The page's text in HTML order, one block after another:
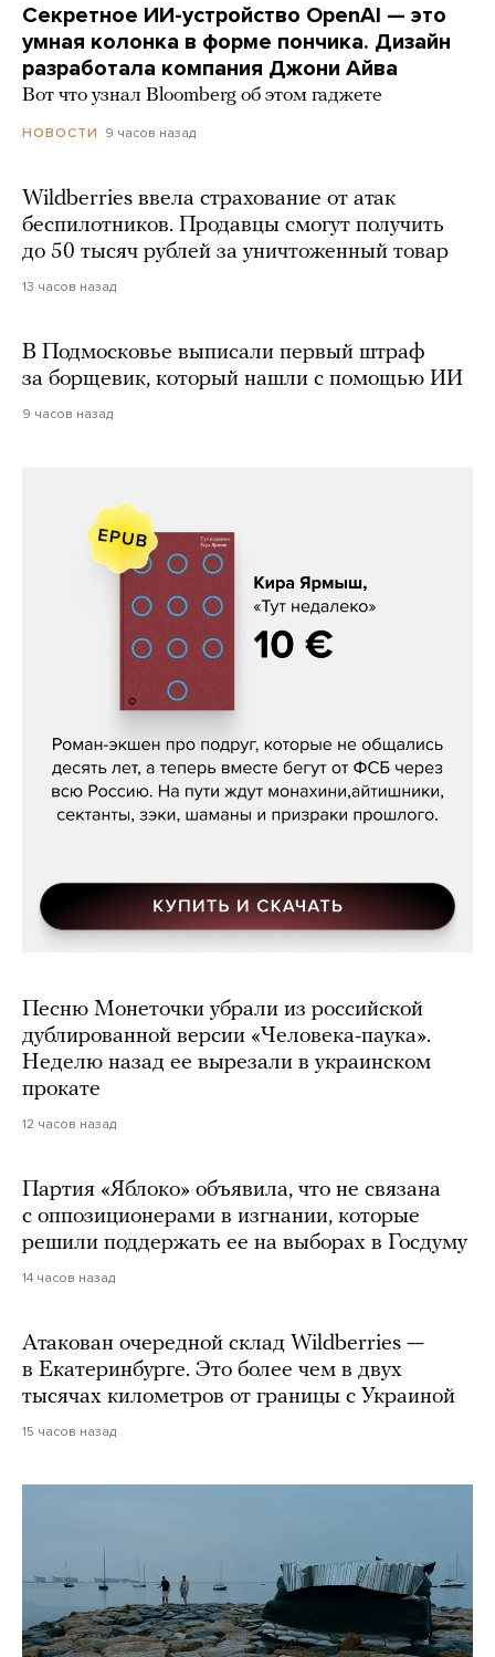
Секретное ИИ-устройство OpenAI — это
умная колонка в форме пончика. Дизайн
разработала компания Джони Айва
Вот что узнал Bloomberg об этом гаджете
НОВОСТИ 9 часов назад
Wildberries ввела страхование от атак
беспилотников. Продавцы смогут получить
до 50 тысяч рублей за уничтоженный товар
13 часов назад
В Подмосковье выписали первый штраф
за борщевик, который нашли с помощью ИИ
9 часов назад
Кира Ярмыш, «Тут недалеко»
Песню Монеточки убрали из российской
дублированной версии «Человека-паука».
Неделю назад ее вырезали в украинском
прокате
12 часов назад
Партия «Яблоко» объявила, что не связана
с оппозиционерами в изгнании, которые
решили поддержать ее на выборах в Госдуму
14 часов назад
Атакован очередной склад Wildberries —
в Екатеринбурге. Это более чем в двух
тысячах километров от границы с Украиной
15 часов назад